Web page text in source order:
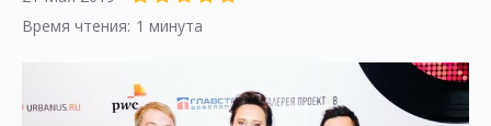
Время чтения: 1 минута